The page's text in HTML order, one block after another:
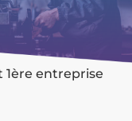
1ère entreprise